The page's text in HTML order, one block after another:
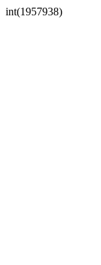
int(1957938)